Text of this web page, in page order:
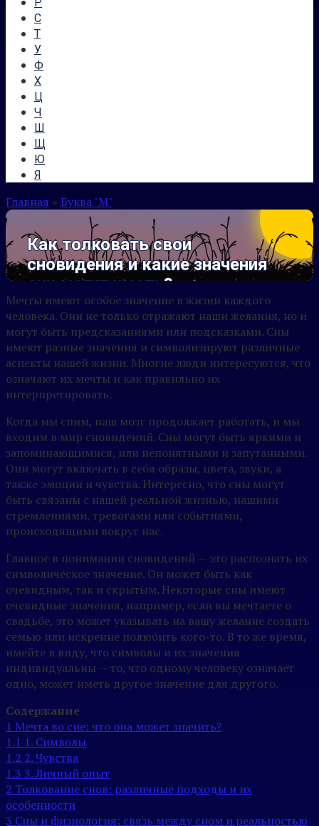
С
Т
У
Ф
Х
Ц
Ч
Ш
Щ
Ю
Я
Главная » Буква "М"
Как толковать свои
сновидения и какие значения
они могут иметь?
Мечты имеют особое значение в жизни каждого
человека. Они не только отражают наши желания, но и
могут быть предсказаниями или подсказками. Сны
имеют разные значения и символизируют различные
аспекты нашей жизни. Многие люди интересуются, что
означают их мечты и как правильно их
интерпретировать.
Когда мы спим, наш мозг продолжает работать, и мы
входим в мир сновидений. Сны могут быть яркими и
запоминающимися, или непонятными и запутанными.
Они могут включать в себя образы, цвета, звуки, а
также эмоции и чувства. Интересно, что сны могут
быть связаны с нашей реальной жизнью, нашими
стремлениями, тревогами или событиями,
происходящими вокруг нас.
Главное в понимании сновидений — это распознать их
символическое значение. Он может быть как
очевидным, так и скрытым. Некоторые сны имеют
очевидные значения, например, если вы мечтаете о
свадьбе, это может указывать на вашу желание создать
семью или искренне полюбить кого-то. В то же время,
имейте в виду, что символы и их значения
индивидуальны — то, что одному человеку означает
одно, может иметь другое значение для другого.
Содержание
1 Мечта во сне: что она может значить?
1.1 1. Символы
1.2 2. Чувства
1.3 3. Личный опыт
2 Толкование снов: различные подходы и их
особенности
3 Сны и физиология: связь между сном и реальностью